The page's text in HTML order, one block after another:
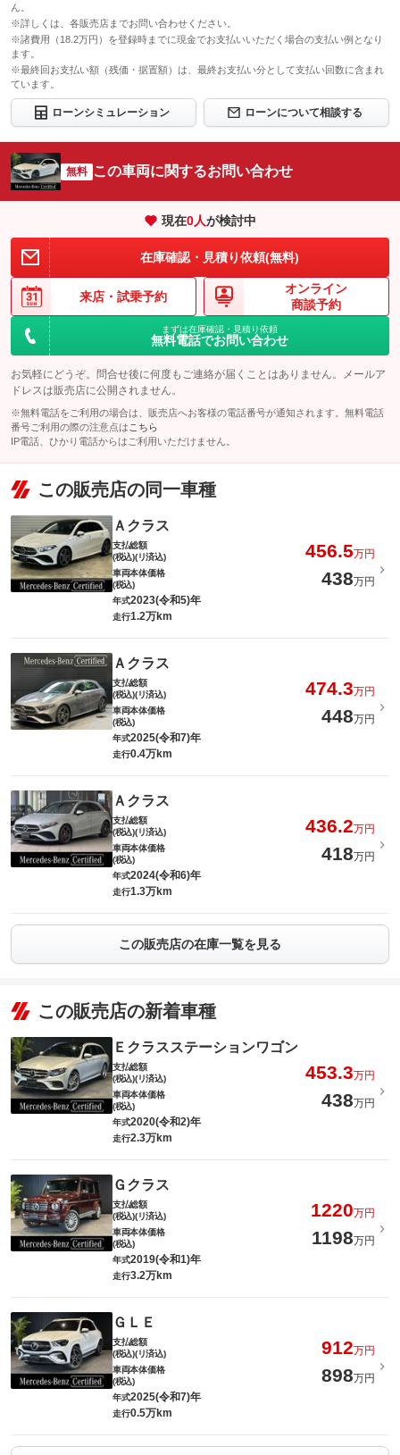
ん。
※詳しくは、各販売店までお問い合わせください。
※諸費用（18.2万円）を登録時までに現金でお支払いいただく場合の支払い例となり
ます。
※最終回お支払い額（残価・据置額）は、最終お支払い分として支払い回数に含まれ
ています。
ローンシミュレーション ローンについて相談する
無料 この車両に関するお問い合わせ
現在0人が検討中
在庫確認・見積り依頼(無料)
来店・ 試乗予約
オンライン
商談予約
まずは在庫確認・見積り依頼
無料電話でお問い合わせ
お気軽にどうぞ。問合せ後に何度もご連絡が届くことはありません。メールア
ドレスは販売店に公開されません。
※無料電話をご利用の場合は、販売店へお客様の電話番号が通知されます。無料電話
番号ご利用の際の注意点は こちら
IP電話、ひかり電話からはご利用いただけません。
この販売店の同一車種
Ａクラス
支払総額
(税込)(リ済込)
456.5万円
車両本体価格
(税込)
438万円
年式2023(令和5)年
走行1.2万km
Ａクラス
支払総額
(税込)(リ済込)
474.3万円
車両本体価格
(税込)
448万円
年式2025(令和7)年
走行0.4万km
Ａクラス
支払総額
(税込)(リ済込)
436.2万円
車両本体価格
(税込)
418万円
年式2024(令和6)年
走行1.3万km
この販売店の在庫一覧を見る
この販売店の新着車種
Ｅクラスステーションワゴン
支払総額
(税込)(リ済込)
453.3万円
車両本体価格
(税込)
438万円
年式2020(令和2)年
走行2.3万km
Ｇクラス
支払総額
(税込)(リ済込)
1220万円
車両本体価格
(税込)
1198万円
年式2019(令和1)年
走行3.2万km
ＧＬＥ
支払総額
(税込)(リ済込)
912万円
車両本体価格
(税込)
898万円
年式2025(令和7)年
走行0.5万km